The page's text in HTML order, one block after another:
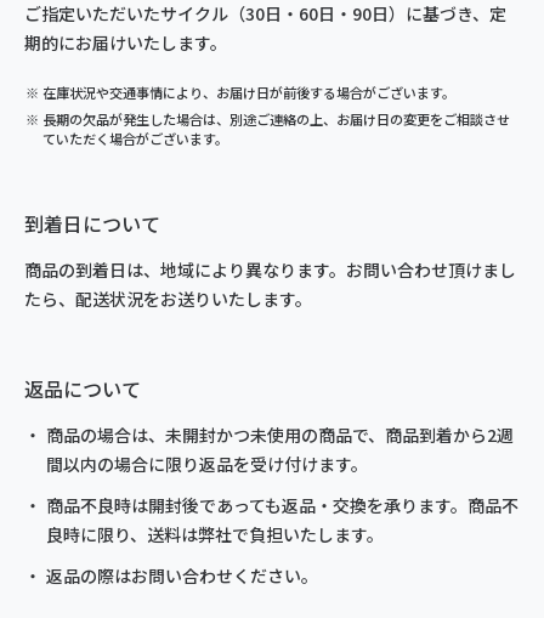
ご指定いただいたサイクル（30日・60日・90日）に基づき、定
期的にお届けいたします。
在庫状況や交通事情により、お届け日が前後する場合がございます。
長期の欠品が発生した場合は、別途ご連絡の上、お届け日の変更をご相談させ
ていただく場合がございます。
到着日について
商品の到着日は、地域により異なります。お問い合わせ頂けまし
たら、配送状況をお送りいたします。
返品について
商品の場合は、未開封かつ未使用の商品で、商品到着から2週
間以内の場合に限り返品を受け付けます。
商品不良時は開封後であっても返品・交換を承ります。商品不
良時に限り、送料は弊社で負担いたします。
返品の際はお問い合わせください。